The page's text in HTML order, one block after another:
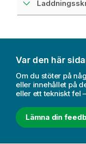
Var den här
Om du stöter på
eller innehållet på
eller ett tekniskt fel
Lämna din